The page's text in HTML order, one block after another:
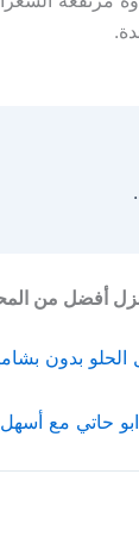
المحلات
أفضل من
بدون
حاتي مع